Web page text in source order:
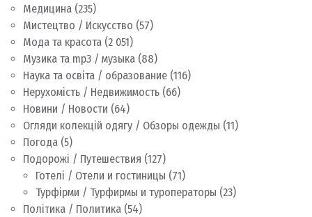
Медицина (235)
Мистецтво / Искусство (57)
Мода та красота (2 051)
Музика та mp3 / музыка (88)
Наука та освіта / образование (116)
Нерухомість / Недвижимость (66)
Новини / Новости (64)
Огляди колекцій одягу / Обзоры одежды (11)
Погода (5)
Подорожі / Путешествия (127)
Готелі / Отели и гостиницы (71)
Турфірми / Турфирмы и туроператоры (23)
Політика / Политика (54)